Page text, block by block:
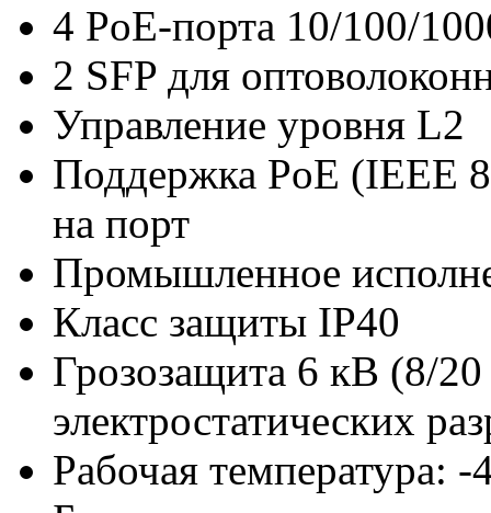
4 PoE-порта 10/100/
2 SFP для
Управление уровня L2
Поддержка PoE (IEEE
на порт
Промышленное
Класс защиты IP40
Грозозащита 6 кВ (8/
электростатических
Рабочая температура: